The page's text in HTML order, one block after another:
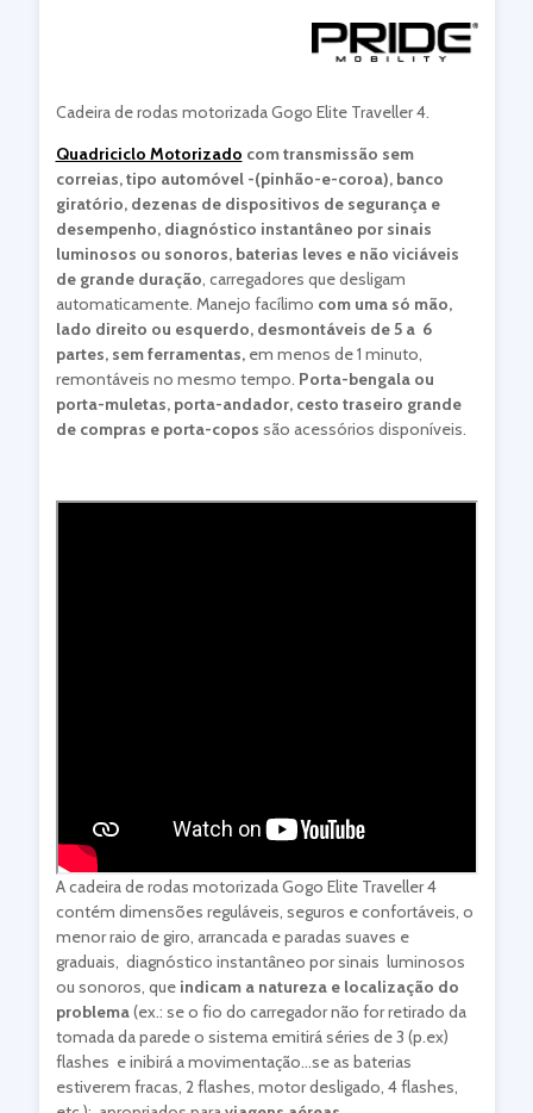
Cadeira de rodas motorizada Gogo Elite Traveller 4.
Quadriciclo Motorizado com transmissão sem
correias,tipo automóvel -(pinhão-e-coroa), banco
giratório, dezenas de dispositivos de segurança e
desempenho, diagnóstico instantâneo por sinais
luminosos ou sonoros, baterias leves e não viciáveis
de grande duração, carregadores que desligam
automaticamente. Manejo facílimo com uma só mão,
lado direito ou esquerdo, desmontáveis de 5 a 6
partes, sem ferramentas,em menos de 1 minuto,
remontáveis no mesmo tempo. Porta-bengala ou
porta-muletas, porta-andador, cesto traseiro grande
de compras e porta-copos são acessórios disponíveis.
A cadeira de rodas motorizada Gogo Elite Traveller 4
contém dimensões reguláveis, seguros e confortáveis, o
menor raio de giro, arrancada e paradas suaves e
graduais, diagnóstico instantâneo por sinais luminosos
ou sonoros, que indicam a natureza e localização do
problema(ex.: se o fio do carregador não for retirado da
tomada da parede o sistema emitirá séries de 3 (p.ex)
flashes e inibirá a movimentação…se as baterias
estiverem fracas, 2 flashes, motor desligado, 4 flashes,